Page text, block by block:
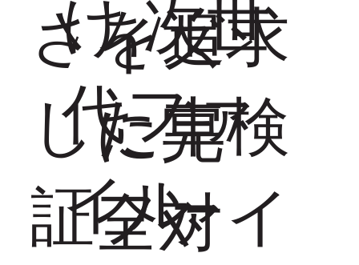
さを追求
した車検
証ファイ
イズ
に完
全対
け 次世
代ファ
イル